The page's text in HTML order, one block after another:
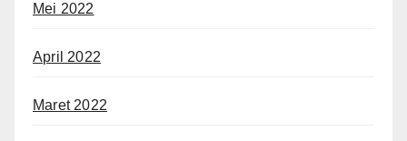
Mei 2022
April 2022
Maret 2022